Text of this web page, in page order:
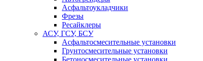
Асфальтоукладчики
Фрезы
Ресайклеры
АСУ, ГСУ, БСУ
Асфальтосмесительные установки
Грунтосмесительные установки
Бетоносмесительные установки